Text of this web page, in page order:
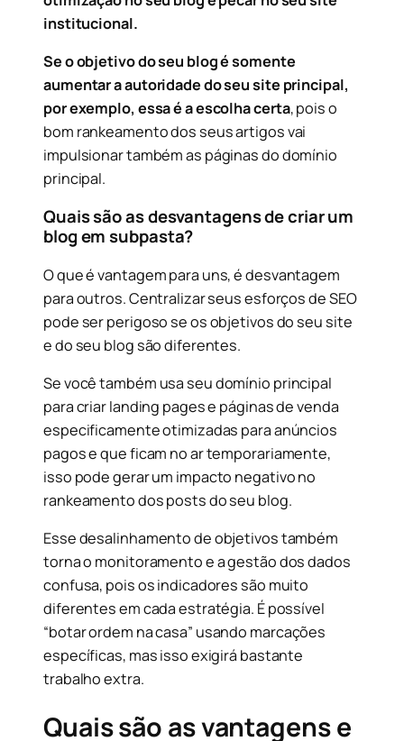
institucional.
Se o objetivo do seu blog é somente
aumentar a autoridade do seu site principal,
por exemplo, essa é a escolha certa, pois o
bom rankeamento dos seus artigos vai
impulsionar também as páginas do domínio
principal.
Quais são as desvantagens de criar um
blog em subpasta?
O que é vantagem para uns, é desvantagem
para outros. Centralizar seus esforços de SEO
pode ser perigoso se os objetivos do seu site
e do seu blog são diferentes.
Se você também usa seu domínio principal
para criar landing pages e páginas de venda
especificamente otimizadas para anúncios
pagos e que ficam no ar temporariamente,
isso pode gerar um impacto negativo no
rankeamento dos posts do seu blog.
Esse desalinhamento de objetivos também
torna o monitoramento e a gestão dos dados
confusa, pois os indicadores são muito
diferentes em cada estratégia. É possível
“botar ordem na casa” usando marcações
específicas, mas isso exigirá bastante
trabalho extra.
Quais são as vantagens e